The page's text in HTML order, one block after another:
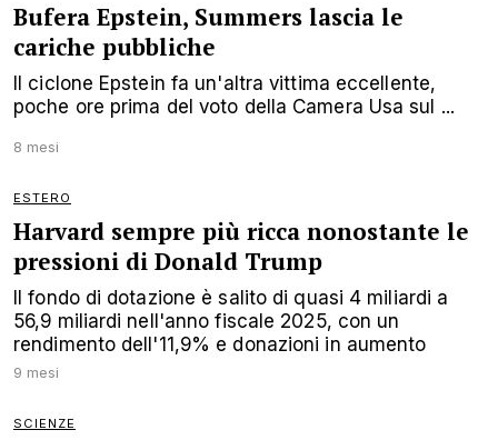
Bufera Epstein, Summers lascia le
cariche pubbliche
Il ciclone Epstein fa un'altra vittima eccellente,
poche ore prima del voto della Camera Usa sul ...
8 mesi
ESTERO
Harvard sempre più ricca nonostante le
pressioni di Donald Trump
Il fondo di dotazione è salito di quasi 4 miliardi a
56,9 miliardi nell'anno fiscale 2025, con un
rendimento dell'11,9% e donazioni in aumento
9 mesi
SCIENZE